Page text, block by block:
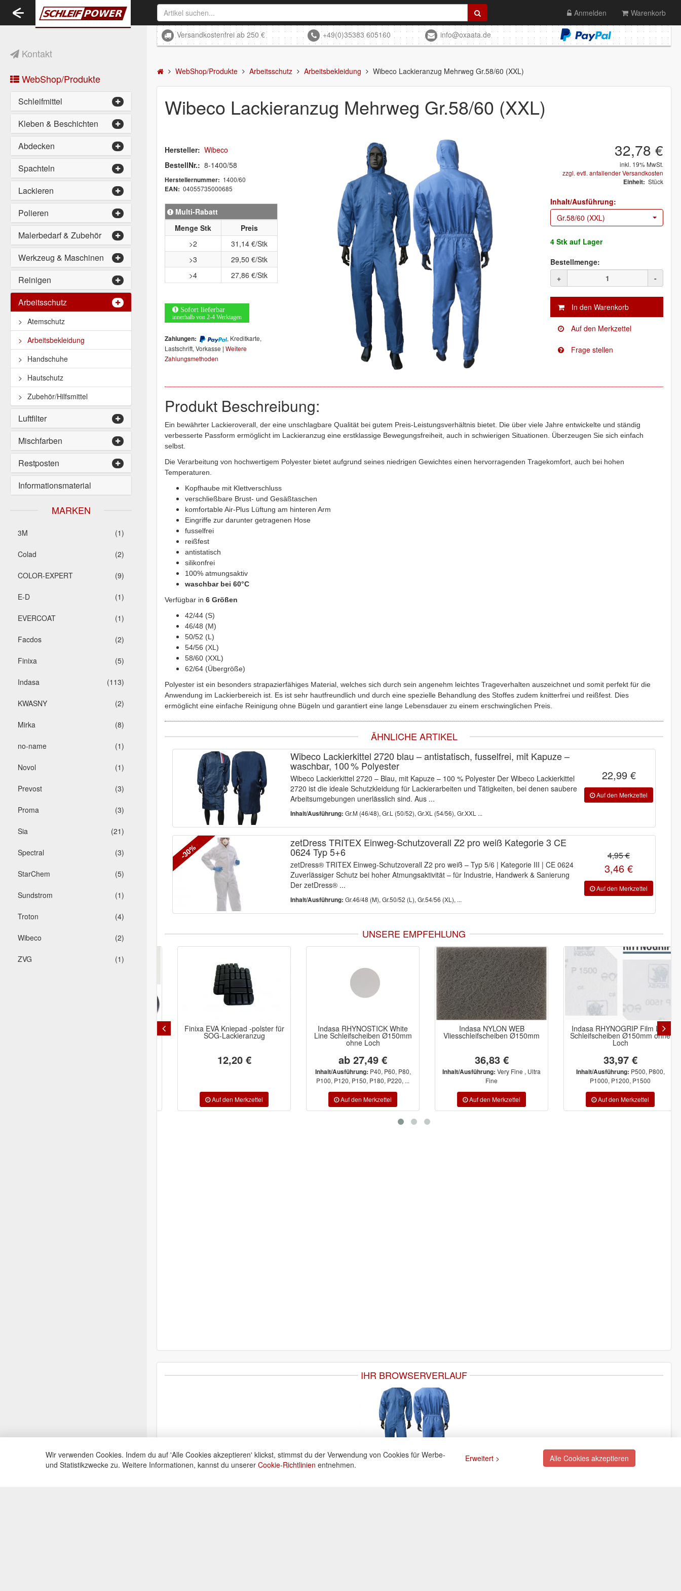
Kontakt
WebShop/Produkte
Schleifmittel
Kleben & Beschichten
Abdecken
Spachteln
Lackieren
Polieren
Malerbedarf & Zubehör
Werkzeug & Maschinen
Reinigen
Arbeitsschutz
Atemschutz
Arbeitsbekleidung
Handschuhe
Hautschutz
Zubehör/Hilfsmittel
Luftfilter
Mischfarben
Restposten
Informationsmaterial
MARKEN
(1)
3M
(2)
Colad
(9)
COLOR-EXPERT
(1)
E-D
(1)
EVERCOAT
(2)
Facdos
(5)
Finixa
(113)
Indasa
(2)
KWASNY
(8)
Mirka
(1)
no-name
(1)
Novol
(3)
Prevost
(3)
Proma
(21)
Sia
(3)
Spectral
(5)
StarChem
(1)
Sundstrom
(4)
Troton
(2)
Wibeco
(1)
ZVG
Toggle
navigation
Anmelden Warenkorb
Versandkostenfrei ab 250 € +49(0)35383 605160 info@oxaata.de
WebShop/Produkte Arbeitsschutz Arbeitsbekleidung Wibeco Lackieranzug Mehrweg Gr.58/60 (XXL)
Wibeco Lackieranzug Mehrweg Gr.58/60 (XXL)
Hersteller: Wibeco
BestellNr.: 8-1400/58
Herstellernummer: 1400/60
EAN: 04055735000685
Multi-Rabatt
Menge Stk
Preis
>2
31,14 €/Stk
>3
29,50 €/Stk
>4
27,86 €/Stk
Sofort lieferbar
innerhalb von 2-4 Werktagen
Zahlungen:
, Kreditkarte,
Lastschrift, Vorkasse | Weitere
Zahlungsmethoden
32,78 €
inkl. 19% MwSt.
zzgl. evtl. anfallender Versandkosten
Einheit: Stück
Inhalt/Ausführung:
Gr.58/60 (XXL)
4 Stkauf Lager
Bestellmenge:
+
-
Produkt Beschreibung:
Ein bewährter Lackieroverall, der eine unschlagbare Qualität bei gutem Preis-Leistungsverhältnis bietet. Die über viele Jahre entwickelte und ständig
verbesserte Passform ermöglicht im Lackieranzug eine erstklassige Bewegungsfreiheit, auch in schwierigen Situationen. Überzeugen Sie sich einfach
selbst.
Die Verarbeitung von hochwertigem Polyester bietet aufgrund seines niedrigen Gewichtes einen hervorragenden Tragekomfort, auch bei hohen
Temperaturen.
Kopfhaube mit Klettverschluss
verschließbare Brust- und Gesäßtaschen
komfortable Air-Plus Lüftung am hinteren Arm
Eingriffe zur darunter getragenen Hose
fusselfrei
reißfest
antistatisch
silikonfrei
100% atmungsaktiv
waschbar bei 60°C
Verfügbar in 6 Größen
42/44 (S)
46/48 (M)
50/52 (L)
54/56 (XL)
58/60 (XXL)
62/64 (Übergröße)
Polyester ist ein besonders strapazierfähiges Material, welches sich durch sein angenehm leichtes Trageverhalten auszeichnet und somit perfekt für die
Anwendung im Lackierbereich ist. Es ist sehr hautfreundlich und durch eine spezielle Behandlung des Stoffes zudem knitterfrei und reißfest. Dies
ermöglicht eine einfache Reinigung ohne Bügeln und garantiert eine lange Lebensdauer zu einem erschwinglichen Preis.
ÄHNLICHE ARTIKEL
Wibeco Lackierkittel 2720 blau – antistatisch, fusselfrei, mit Kapuze –
waschbar, 100 % Polyester
Wibeco Lackierkittel 2720 – Blau, mit Kapuze – 100 % Polyester Der Wibeco Lackierkittel
2720 ist die ideale Schutzkleidung für Lackierarbeiten und Tätigkeiten, bei denen saubere
Arbeitsumgebungen unerlässlich sind. Aus ...
Inhalt/Ausführung: Gr.M (46/48), Gr.L (50/52), Gr.XL (54/56), Gr.XXL ...
22,99 €
zetDress TRITEX Einweg-Schutzoverall Z2 pro weiß Kategorie 3 CE
0624 Typ 5+6
zetDress® TRITEX Einweg-Schutzoverall Z2 pro weiß – Typ 5/6 | Kategorie III | CE 0624
Zuverlässiger Schutz bei hoher Atmungsaktivität – für Industrie, Handwerk & Sanierung
Der zetDress® ...
Inhalt/Ausführung: Gr.46/48 (M), Gr.50/52 (L), Gr.54/56 (XL), ...
4,95 €
3,46 €
-30%
UNSERE EMPFEHLUNG
Finixa EVA Kniepad -polster für
SOG-Lackieranzug
12,20 €
Indasa RHYNOSTICK White
Line Schleifscheiben Ø150mm
ohne Loch
ab 27,49 €
Inhalt/Ausführung:P40, P60, P80,
P100, P120, P150, P180, P220, ...
Indasa NYLON WEB
Vliesschleifscheiben Ø150mm
36,83 €
Inhalt/Ausführung:Very Fine , Ultra
Indasa RHYNOGRIP Film Line
Schleifscheiben Ø150mm ohne
Loch
33,97 €
Inhalt/Ausführung:P500, P800,
P1000, P1200, P1500
IHR BROWSERVERLAUF
Wir verwenden Cookies. Indem du auf 'Alle Cookies akzeptieren' klickst, stimmst du der Verwendung von Cookies für Werbe-
und Statistikzwecke zu. Weitere Informationen, kannst du unserer Cookie-Richtlinien entnehmen.
Erweitert > Alle Cookies akzeptieren